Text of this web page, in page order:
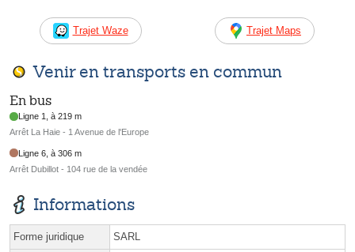
Trajet Waze Trajet Maps
Venir en transports en commun
En bus
Ligne 1, à 219 m
Arrêt La Haie - 1 Avenue de l'Europe
Ligne 6, à 306 m
Arrêt Dubillot - 104 rue de la vendée
Informations
Forme juridique SARL